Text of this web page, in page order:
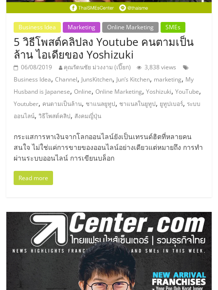
ระบบ
แฟ
รน
ไชส์"
รวม
ข้อมูล
ธุรกิจ
SME
แห่ง
รวม
ธุรกิจ
เอ็
Business Idea Marketing Online Marketing SMEs
5 วิธีโพสต์คลิปลง Youtube คนตามเป็น
ล้าน ไอเดียของ Yoshizuki
06/08/2019 คุณรัตนชัย ม่วงงาม (เปี๊ยก)
3,838 views
Business Idea,Channel, JunsKitchen, Jun’s Kitchen, marketing, My
Husband is Japanese,Online,Online Marketing,Yoshizuki,YouTube,
Youtuber, คนตามเป็นล้าน, ชาแนลยูทูป, ชาแนลในยูทูป, ยูทูปเบอร์, ระบบ
ออนไลน์,วิธีโพสต์คลิป, สังคมญี่ปุ่น
กระแสการหาเงินจากโลกออนไลน์ยังเป็นเทรนด์ฮิตที่หลายคน
สนใจ ไม่ใช่แค่การขายของออนไลน์อย่างเดียวแต่หมายถึง การทำ
ผ่านระบบออนไลน์ การเขียนบล็อก
Read more